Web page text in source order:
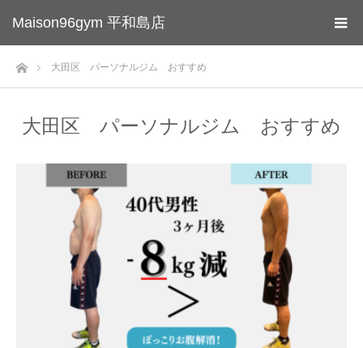
Maison96gym 平和島店
ホーム大田区 パーソナルジム おすすめ
大田区 パーソナルジム おすすめ